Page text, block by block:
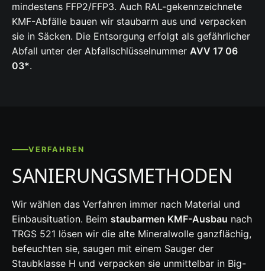
mindestens FFP2/FFP3. Auch RAL-gekennzeichnete
KMF-Abfälle bauen wir staubarm aus und verpacken
sie in Säcken. Die Entsorgung erfolgt als gefährlicher
Abfall unter der Abfallschlüsselnummer AVV 17 06
03*.
VERFAHREN
SANIERUNGSMETHODEN
Wir wählen das Verfahren immer nach Material und
Einbausituation. Beim staubarmen KMF-Ausbau nach
TRGS 521 lösen wir die alte Mineralwolle ganzflächig,
befeuchten sie, saugen mit einem Sauger der
Staubklasse H und verpacken sie unmittelbar in Big-